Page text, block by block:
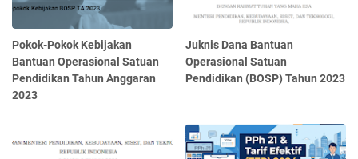
Pokok-Pokok Kebijakan
Bantuan Operasional Satuan
Pendidikan Tahun Anggaran
2023
Juknis Dana Bantuan
Operasional Satuan
Pendidikan (BOSP) Tahun 2023